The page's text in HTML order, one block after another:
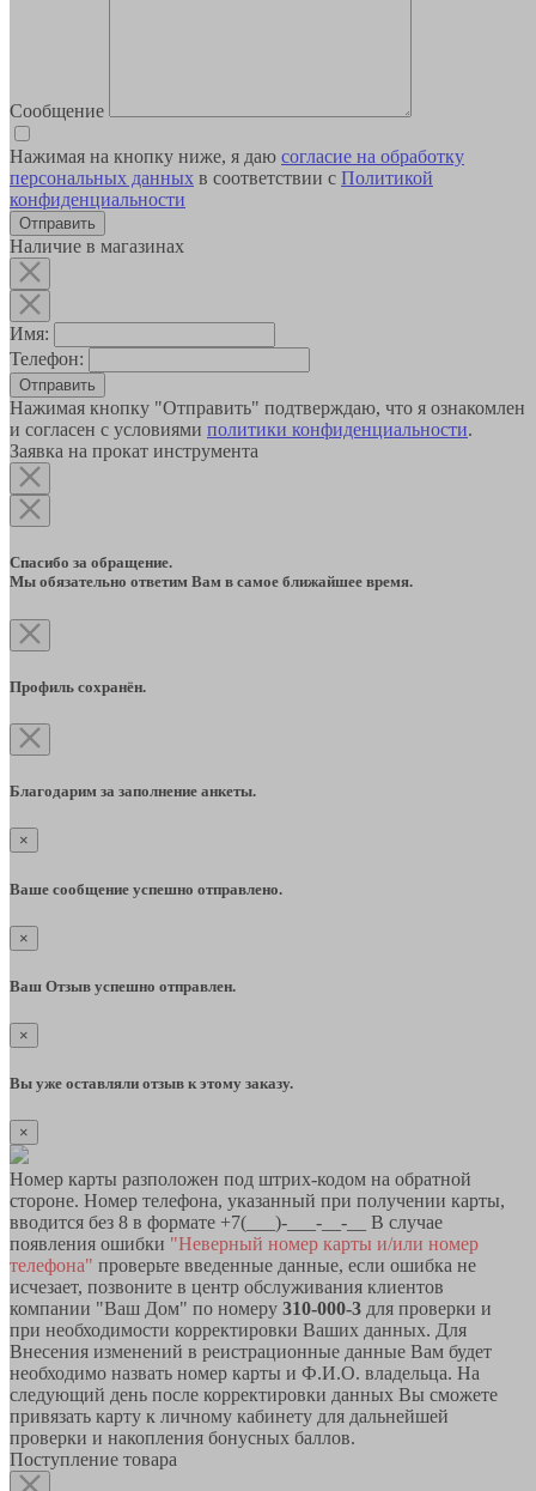
Сообщение
Нажимая на кнопку ниже, я даю согласие на обработку
персональных данных в соответствии с Политикой
конфиденциальности
Наличие в магазинах
Имя:
Телефон:
Отправить
Нажимая кнопку "Отправить" подтверждаю, что я ознакомлен
и согласен с условиями политики конфиденциальности.
Заявка на прокат инструмента
Спасибо за обращение.
Мы обязательно ответим Вам в самое ближайшее время.
Профиль сохранён.
Благодарим за заполнение анкеты.
×
Ваше сообщение успешно отправлено.
×
Ваш Отзыв успешно отправлен.
×
Вы уже оставляли отзыв к этому заказу.
×
Номер карты разположен под штрих-кодом на обратной
стороне. Номер телефона, указанный при получении карты,
вводится без 8 в формате +7(___)-___-__-__ В случае
появления ошибки "Неверный номер карты и/или номер
телефона" проверьте введенные данные, если ошибка не
исчезает, позвоните в центр обслуживания клиентов
компании "Ваш Дом" по номеру 310-000-3 для проверки и
при необходимости корректировки Ваших данных. Для
Внесения изменений в реистрационные данные Вам будет
необходимо назвать номер карты и Ф.И.О. владельца. На
следующий день после корректировки данных Вы сможете
привязать карту к личному кабинету для дальнейшей
проверки и накопления бонусных баллов.
Поступление товара